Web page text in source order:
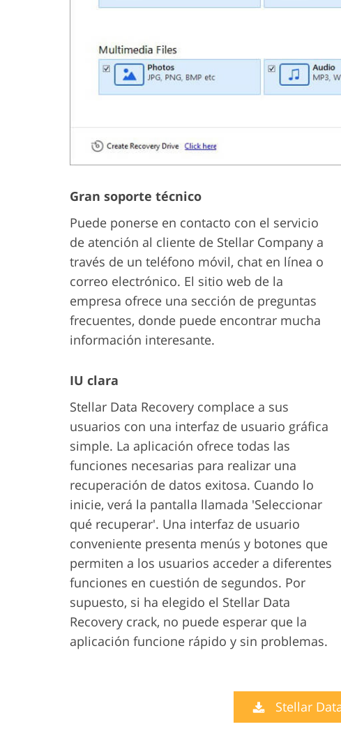
Gran soporte técnico
Puede ponerse en contacto con el servicio
de atención al cliente de Stellar Company a
través de un teléfono móvil, chat en línea o
correo electrónico. El sitio web de la
empresa ofrece una sección de preguntas
frecuentes, donde puede encontrar mucha
información interesante.
IU clara
Stellar Data Recovery complace a sus
usuarios con una interfaz de usuario gráfica
simple. La aplicación ofrece todas las
funciones necesarias para realizar una
recuperación de datos exitosa. Cuando lo
inicie, verá la pantalla llamada 'Seleccionar
qué recuperar'. Una interfaz de usuario
conveniente presenta menús y botones que
permiten a los usuarios acceder a diferentes
funciones en cuestión de segundos. Por
supuesto, si ha elegido el Stellar Data
Recovery crack, no puede esperar que la
aplicación funcione rápido y sin problemas.
Stellar